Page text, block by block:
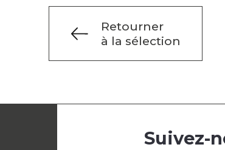
Retourner
à la sélection
Suivez-